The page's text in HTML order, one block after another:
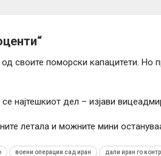
своите поморски капацитети. Но
најтешкиот дел – изјави
летала и можните мини
воени операции сад иран дали иран го